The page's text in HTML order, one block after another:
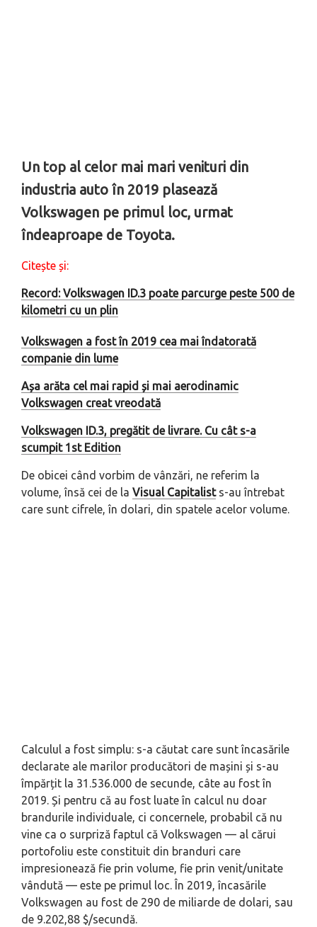
Un top al celor mai mari venituri din
industria auto în 2019 plasează
Volkswagen pe primul loc, urmat
îndeaproape de Toyota.
Citește și:
Record: Volkswagen ID.3 poate parcurge peste 500 de
kilometri cu un plin
Volkswagen a fost în 2019 cea mai îndatorată
companie din lume
Așa arăta cel mai rapid și mai aerodinamic
Volkswagen creat vreodată
Volkswagen ID.3, pregătit de livrare. Cu cât s-a
scumpit 1st Edition
De obicei când vorbim de vânzări, ne referim la
volume, însă cei de la Visual Capitalists-au întrebat
care sunt cifrele, în dolari, din spatele acelor volume.
Calculul a fost simplu: s-a căutat care sunt încasările
declarate ale marilor producători de mașini și s-au
împărțit la 31.536.000 de secunde, câte au fost în
2019. Și pentru că au fost luate în calcul nu doar
brandurile individuale, ci concernele, probabil că nu
vine ca o surpriză faptul că Volkswagen — al cărui
portofoliu este constituit din branduri care
impresionează fie prin volume, fie prin venit/unitate
vândută — este pe primul loc. În 2019, încasările
Volkswagen au fost de 290 de miliarde de dolari, sau
de 9.202,88 $/secundă.